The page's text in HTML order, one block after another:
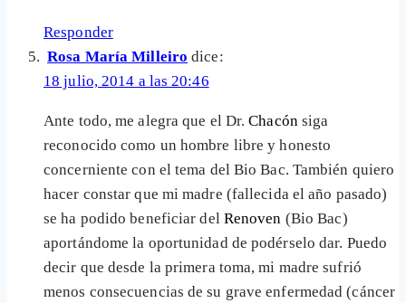
Responder
Rosa María Milleiro dice:
18 julio, 2014 a las 20:46
Ante todo, me alegra que el Dr.Chacón siga
reconocido como un hombre libre y honesto
concerniente con el tema del Bio Bac. También quiero
hacer constar que mi madre (fallecida el año pasado)
se ha podido beneficiar del Renoven (Bio Bac)
aportándome la oportunidad de podérselo dar. Puedo
decir que desde la primera toma, mi madre sufrió
menos consecuencias de su grave enfermedad (cáncer